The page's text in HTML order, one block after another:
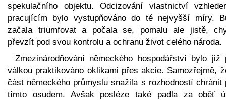
spekulačního objektu. Odcizování vlastnictví
pracujícím bylo vystupňováno do té nejvyšší míry.
začala triumfovat a počala se, pomalu ale jistě,
převzít pod svou kontrolu a ochranu život celého národa.
Zmezinárodňování německého hospodářství bylo již
válkou praktikováno oklikami přes akcie. Samozřejmě,
část německého průmyslu snažila s rozhodností chránit
tímto osudem. Avšak posléze také padla za oběť